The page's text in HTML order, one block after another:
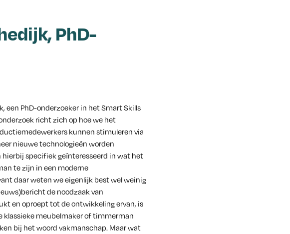
PhD-
een PhD-onderzoeker in het Smart Skills
richt zich op hoe we het
kunnen stimuleren via
nieuwe technologieën worden
hierbij specifiek geïnteresseerd in wat het
te zijn in een moderne
daar weten we eigenlijk best wel weinig
de noodzaak van
en oproept tot de ontwikkeling ervan, is
klassieke meubelmaker of timmerman
bij het woord vakmanschap. Maar wat